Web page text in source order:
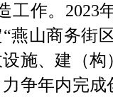
工作。 2023
“燕山商务街
施、建（
力争年内完